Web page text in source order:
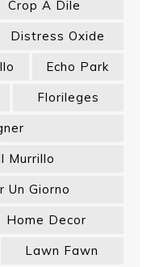
Crop A Dile
Distress Oxide
Echo Park
Florileges
Murrillo
Un Giorno
Home Decor
Lawn Fawn